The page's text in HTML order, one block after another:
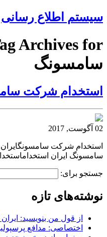
سیستم اطلاع رسانی
سامسونگ
استخدام شرکت
02 آگوست, 2017
استخدام شرکت
سامسونگ ایران
جستجو برای:
نوشته‌های تازه
از قول من بنویسید:
اختصاصی: مدافع